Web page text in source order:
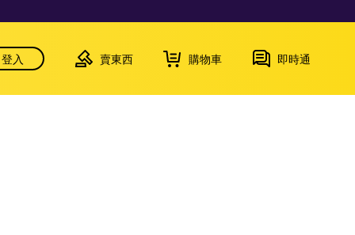
登入 賣東西 購物車 即時通